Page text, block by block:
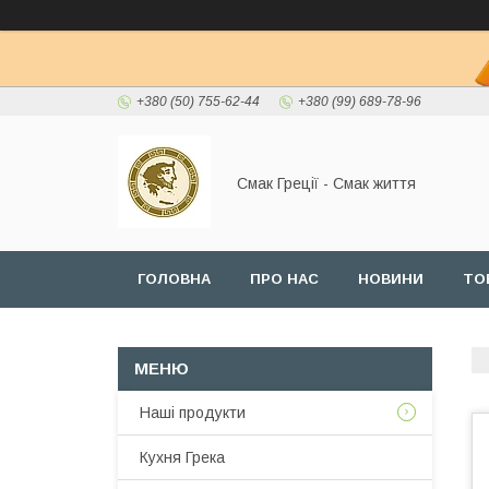
+380 (50) 755-62-44 +380 (99) 689-78-96
Смак Греції - Смак життя
ГОЛОВНА ПРО НАС НОВИНИ
Наші продукти
Кухня Грека